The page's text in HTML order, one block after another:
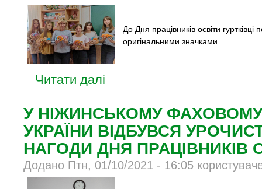
До Дня працівників освіти
оригінальними значками.
Читати далі
У НІЖИНСЬКОМУ ФАХОВОМУ
УКРАЇНИ ВІДБУВСЯ
НАГОДИ ДНЯ ПРАЦІВНИКІВ
Додано Птн, 01/10/2021 - 16:05